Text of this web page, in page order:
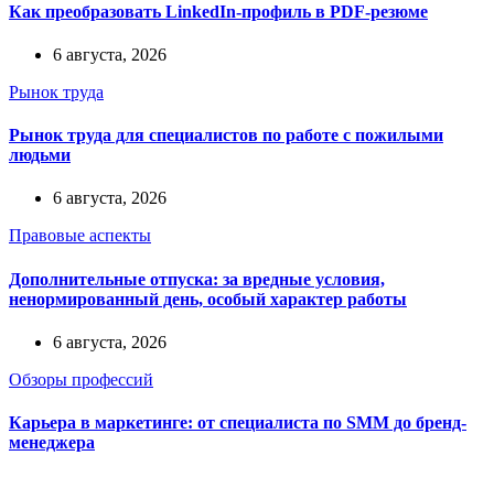
Как преобразовать LinkedIn-профиль в PDF-резюме
6 августа, 2026
Рынок труда
Рынок труда для специалистов по работе с пожилыми
людьми
6 августа, 2026
Правовые аспекты
Дополнительные отпуска: за вредные условия,
ненормированный день, особый характер работы
6 августа, 2026
Обзоры профессий
Карьера в маркетинге: от специалиста по SMM до бренд-
менеджера